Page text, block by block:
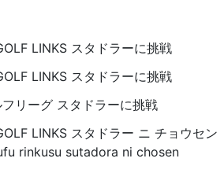
LINKS スタドラーに挑戦
LINKS スタドラーに挑戦
リーグ スタドラーに挑戦
LINKS スタドラー ニ チョウセン
rinkusu sutadora ni chosen